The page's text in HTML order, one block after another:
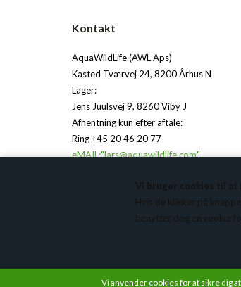
Vi bruger cookies til at
Hvis du klikker på
benytter dog en cookie
Kontakt
AquaWildLife (AWL Aps)
Kasted Tværvej 24, 8200 Århus N
Lager:
Jens Juulsvej 9, 8260 Viby J
Afhentning kun efter aftale:
Ring +45 20 46 20 77
eMAIL:"lars@aquawildlife.com"
CVR: 39 76 80 38
IBAN DK6770160001016244
Foderimportør: ID 208-R909796
Vi anvender cookies for at sikre dig